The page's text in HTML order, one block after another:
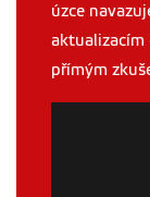
úzce
aktualizacím
přímým